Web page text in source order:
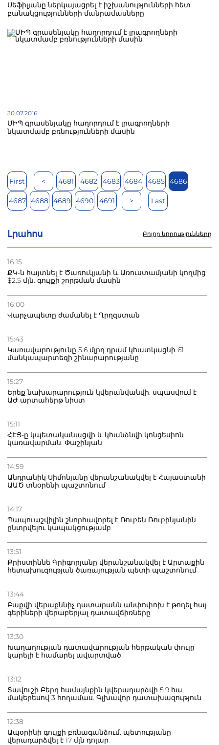
Սեֆիլյանը ներկայացրել է իշխանությունների հետ
բանակցությունների մանրամասները
30.07.2016
ՄԻՊ գրասենյակը հաղորդում է լրագրողների
նկատմամբ բռնությունների մասին
First < 4681 4682 4683 4684 4685 4686
4687 4688 4689 4690 4691 > Last
Լրահոս Բոլոր նորությունները
16:15
ՔԿ-ն հայտնել է Ծառուկյանի և Առուստամյանի կողմից
$2.5 մլն. գույքի շորթման մասին
16:00
Վարչապետը ժամանել է Ղրղզստան
15:43
Կառավարությունը 5.6 մլրդ դրամ կհատկացնի 61
մանկապարտեզի շինարարությանը
15:27
Երեք նախարարություն կվերանվանվի. սպասվում է
ԱԺ արտահերթ նիստ
15:11
ՀԷՑ-ը կպետականացվի և կհանձնվի կոնցեսիոն
կառավարման. Փաշինյան
14:59
Անդրանիկ Սիմոնյանը վերանշանակվել է Հայաստանի
ԱԱԾ տնօրենի պաշտոնում
14:17
Պապուաշվիլին շնորհավորել է Ռուբեն Ռուբինյանին
ընտրվելու կապակցությամբ
13:51
Քրիստիննե Գրիգորյանը վերանշանակվել է Արտաքին
հետախուզության ծառայության պետի պաշտոնում
13:44
Բաքվի վերաքննիչ դատարանն անփոփոխ է թողել հայ
գերիների վերաբերյալ դատավճիռները
13:30
Խաղաղության դատավարության հերթական փուլը
կարելի է համարել ավարտված
13:12
Տավուշի Բերդ համայնքին կվերադարձվի 5.9 հա
մակերեսով 3 հողամաս. Գլխավոր դատախազություն
12:38
Ապօրինի գույքի բռնագանձում. պետությանը
վերադարձվել է 17 մլն դոլար